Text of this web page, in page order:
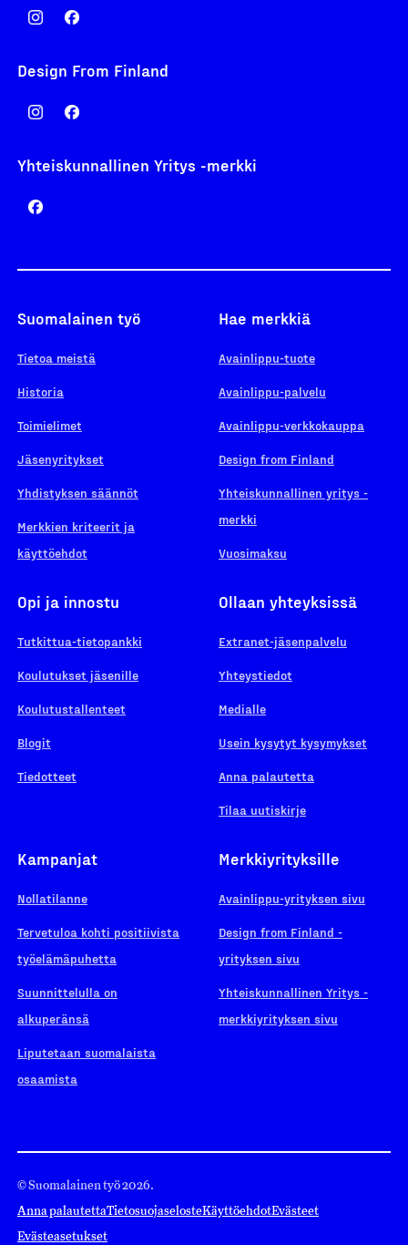
Design From Finland
Yhteiskunnallinen Yritys -merkki
Suomalainen työ
Tietoa meistä
Historia
Toimielimet
Jäsenyritykset
Yhdistyksen säännöt
Merkkien kriteerit ja
käyttöehdot
Hae merkkiä
Avainlippu-tuote
Avainlippu-palvelu
Avainlippu-verkkokauppa
Design from Finland
Yhteiskunnallinen yritys -
merkki
Vuosimaksu
Opi ja innostu
Tutkittua-tietopankki
Koulutukset jäsenille
Koulutustallenteet
Blogit
Tiedotteet
Ollaan yhteyksissä
Extranet-jäsenpalvelu
Yhteystiedot
Medialle
Usein kysytyt kysymykset
Anna palautetta
Tilaa uutiskirje
Kampanjat
Nollatilanne
Tervetuloa kohti positiivista
työelämäpuhetta
Suunnittelulla on
alkuperänsä
Liputetaan suomalaista
osaamista
Merkkiyrityksille
Avainlippu-yrityksen sivu
Design from Finland -
yrityksen sivu
Yhteiskunnallinen Yritys -
merkkiyrityksen sivu
© Suomalainen työ 2026.
Anna palautettaTietosuojaselosteKäyttöehdotEvästeet
Evästeasetukset